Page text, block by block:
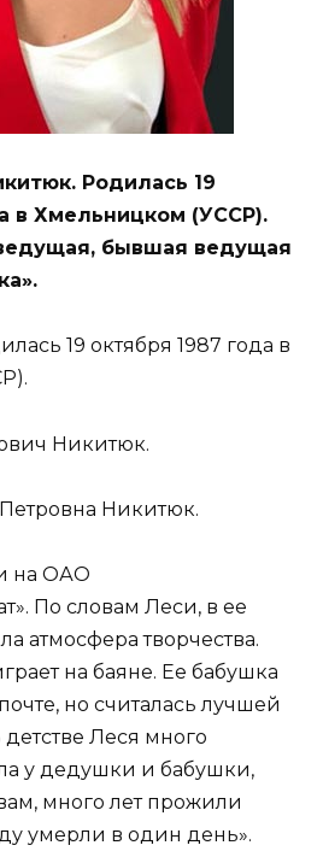
Родилась 19
в Хмельницком (УССР).
бывшая ведущая
19 октября 1987 года в
Никитюк.
Никитюк.
на ОАО
По словам Леси, в ее
атмосфера творчества.
на баяне. Ее бабушка
но считалась лучшей
Леся много
у дедушки и бабушки,
много лет прожили
умерли в один день».